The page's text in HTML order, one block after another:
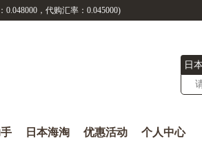
0.048000 ，代购汇率： 0.045000)
日
日本海淘 优惠活动 个人中心